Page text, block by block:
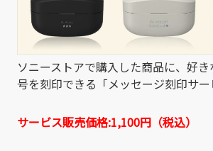
ソニーストアで購入した商品に、好
号を刻印できる「メッセージ刻印サー
サービス販売価格:1,100円（税込）